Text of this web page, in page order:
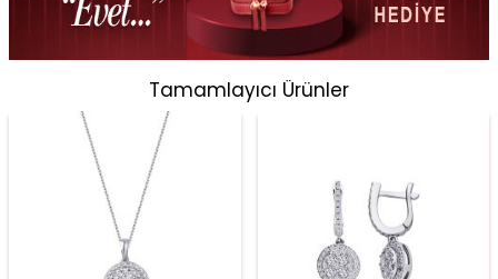
Tamamlayıcı Ürünler